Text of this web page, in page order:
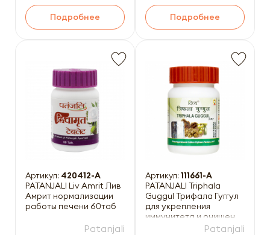
Подробнее Подробнее
Артикул: 420412-A
PATANJALI Liv Amrit Лив
Амрит нормализации
работы печени 60таб
Patanjali
Артикул: 111661-A
PATANJALI Triphala
Guggul Трифала Гуггул
для укрепления
иммунитета и очищения
организма 80табPatanjali